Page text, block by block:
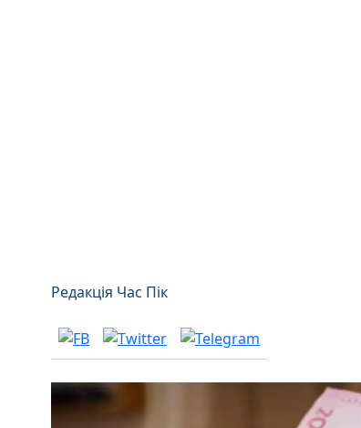
Редакція Час Пік